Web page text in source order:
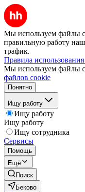
Мы используем файлы
правильную работу
трафик.
Правила
Мы используем файлы
файлов cookie
Понятно
Ищу работу
Ищу работу
Ищу работу
Ищу сотрудника
Сервисы
Помощь
Ещё
Поиск
Беково